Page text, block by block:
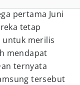
pertama Juni
tetap
merilis
mendapat
ternyata
tersebut